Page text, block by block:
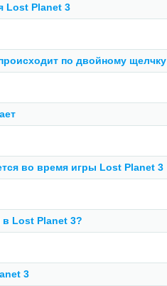
Lost Planet 3
по двойному щелчку
во время игры Lost Planet 3
Lost Planet 3?
3